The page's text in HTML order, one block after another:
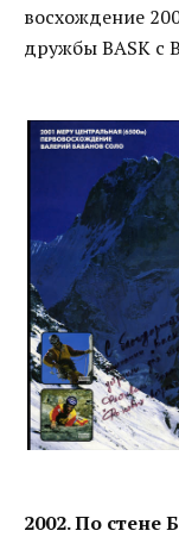
восхождение
дружбы BASK с
2002. По стене